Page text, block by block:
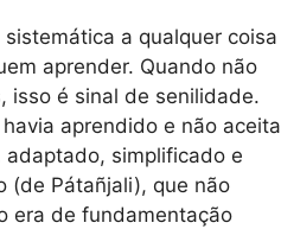
a qualquer coisa
aprender. Quando não
isso é sinal de senilidade.
aprendido e não aceita
simplificado e
(de Pátañjali), que não
era de fundamentação